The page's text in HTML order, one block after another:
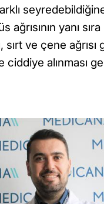
ağrısının yanı
sırt ve çene ağrısı
ciddiye alınması